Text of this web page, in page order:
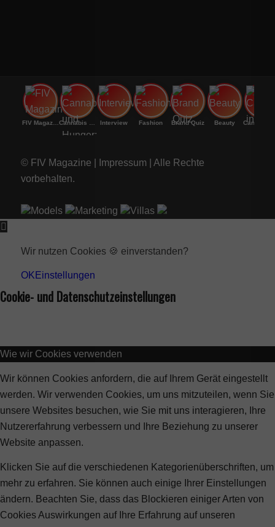
FIV Magazine Interview Fashion Brand Quiz Beauty
© FIV Magazine | Impressum | Alle Rechte
vorbehalten.
Models Marketing Villas
Wir nutzen Cookies 🍪 einverstanden?
OK Einstellungen
Cookie- und Datenschutzeinstellungen
Wie wir Cookies verwenden
Wir können Cookies anfordern, die auf Ihrem Gerät eingestellt
werden. Wir verwenden Cookies, um uns mitzuteilen, wenn Sie
unsere Websites besuchen, wie Sie mit uns interagieren, Ihre
Nutzererfahrung verbessern und Ihre Beziehung zu unserer
Website anpassen.
Klicken Sie auf die verschiedenen Kategorienüberschriften, um
mehr zu erfahren. Sie können auch einige Ihrer Einstellungen
ändern. Beachten Sie, dass das Blockieren einiger Arten von
Cookies Auswirkungen auf Ihre Erfahrung auf unseren